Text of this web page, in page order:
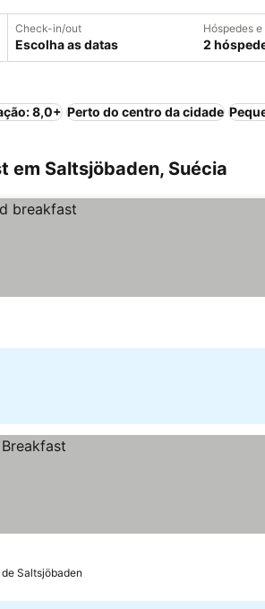
Check-in/out
Escolha as datas
Hóspedes
2
8,0+ Perto do centro da cidade
em Saltsjöbaden, Suécia
Saltsjöbaden